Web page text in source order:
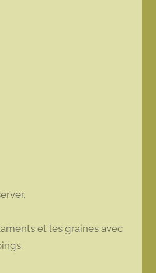
et les graines avec